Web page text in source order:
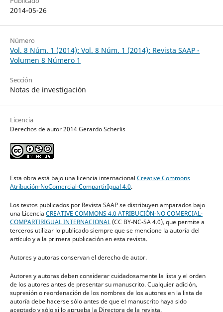
2014-05-26
Número
Vol. 8 Núm. 1 (2014): Vol. 8 Núm. 1 (2014): Revista SAAP -
Volumen 8 Número 1
Sección
Notas de investigación
Licencia
Derechos de autor 2014 Gerardo Scherlis
Esta obra está bajo una licencia internacional Creative Commons
Atribución-NoComercial-CompartirIgual 4.0.
Los textos publicados por Revista SAAP se distribuyen amparados bajo
una Licencia CREATIVE COMMONS 4.0 ATRIBUCIÓN-NO COMERCIAL-
COMPARTIRIGUAL INTERNACIONAL (CC BY-NC-SA 4.0), que permite a
terceros utilizar lo publicado siempre que se mencione la autoría del
artículo y a la primera publicación en esta revista.
Autores y autoras conservan el derecho de autor.
Autores y autoras deben considerar cuidadosamente la lista y el orden
de los autores antes de presentar su manuscrito. Cualquier adición,
supresión o reordenación de los nombres de los autores en la lista de
autoría debe hacerse sólo antes de que el manuscrito haya sido
aceptado y sólo si lo aprueba la Directora de la revista.